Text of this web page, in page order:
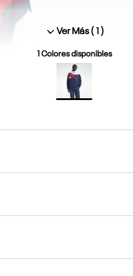
Ver Más ( 1)
Colores disponibles